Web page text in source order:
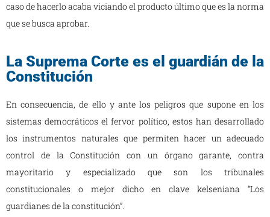
caso de hacerlo acaba viciando el producto último que es la norma
que se busca aprobar.
La Suprema Corte es el guardián de la
Constitución
En consecuencia, de ello y ante los peligros que supone en los
sistemas democráticos el fervor político, estos han desarrollado
los instrumentos naturales que permiten hacer un adecuado
control de la Constitución con un órgano garante, contra
mayoritario y especializado que son los tribunales
constitucionales o mejor dicho en clave kelseniana “Los
guardianes de la constitución”.